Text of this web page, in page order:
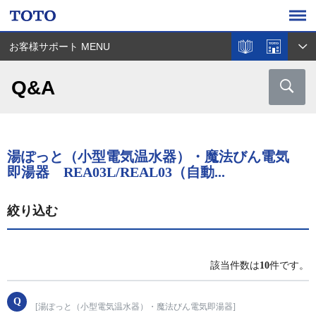
お客様サポート MENU
Q&A
湯ぽっと（小型電気温水器）・魔法びん電気
即湯器 REA03L/REAL03（自動...
絞り込む
該当件数は10件です。
[湯ぽっと（小型電気温水器）・魔法びん電気即湯器]